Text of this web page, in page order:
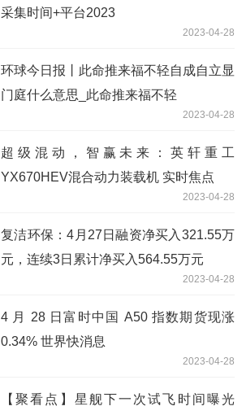
采集时间+平台2023
2023-04-28
环球今日报丨此命推来福不轻自成自立显
门庭什么意思_此命推来福不轻
2023-04-28
超级混动，智赢未来：英轩重工
YX670HEV混合动力装载机 实时焦点
2023-04-28
复洁环保：4月27日融资净买入321.55万
元，连续3日累计净买入564.55万元
2023-04-28
4 月 28 日富时中国 A50 指数期货现涨
0.34% 世界快消息
2023-04-28
【聚看点】星舰下一次试飞时间曝光